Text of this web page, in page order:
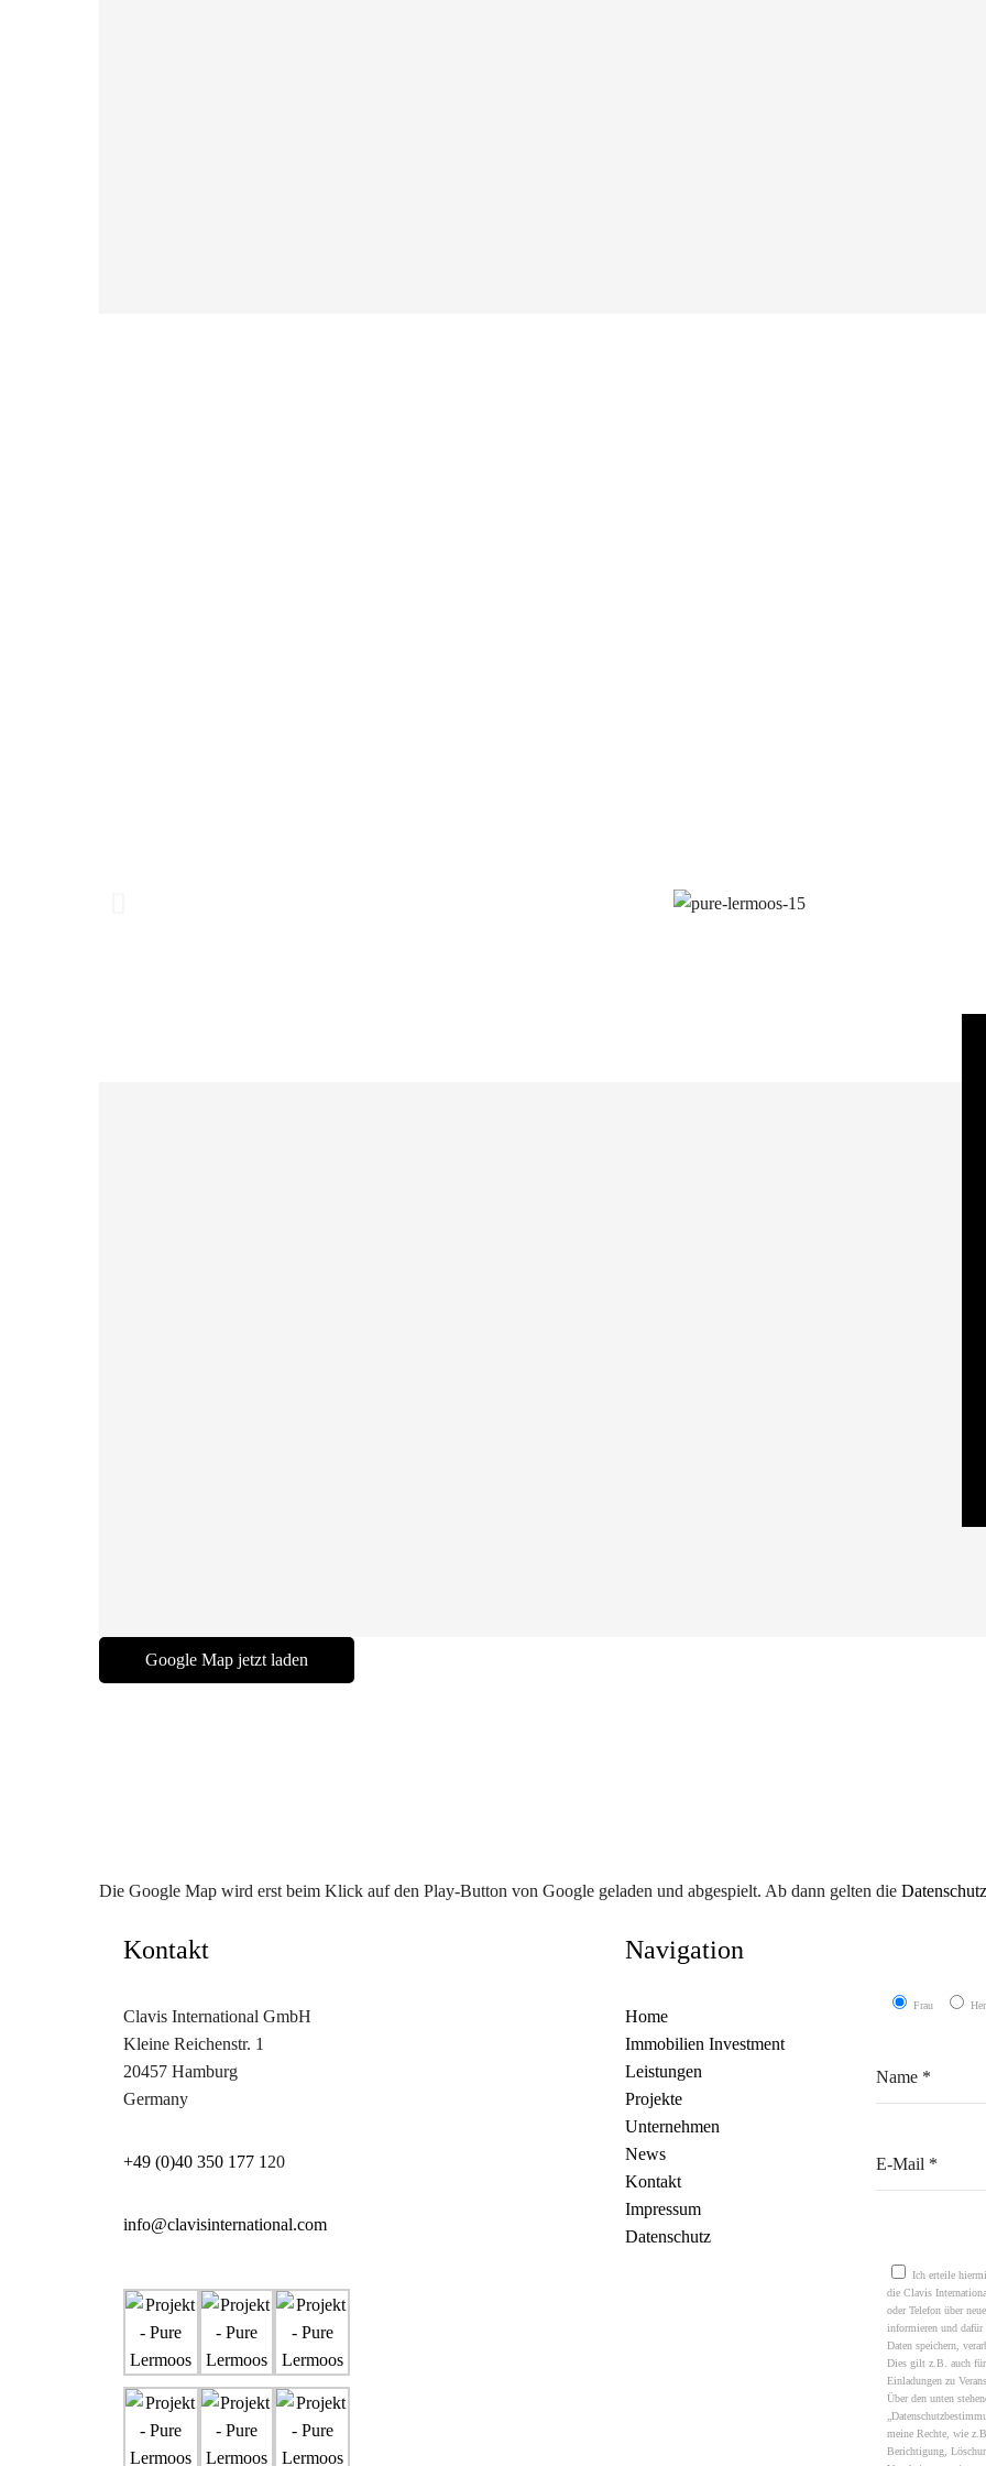
Die Google Map wird erst beim Klick auf den Play-Button von Google geladen und abgespielt. Ab dann gelten die
Kontakt
Clavis International GmbH
Kleine Reichenstr. 1
20457 Hamburg
Germany
+49 (0)40 350 177 1 20
info@clavisinternational.com
Navigation
Home
Immobilien Investment
Leistungen
Projekte
Unternehmen
News
Kontakt
Impressum
Datenschutz
Frau
Ich erteile
die Clavis
oder Telefon über
informieren und dafür
Daten speichern,
Dies gilt z.B. auch
Einladungen zu
Über den unten
meine Rechte, wie
Berichtigung,